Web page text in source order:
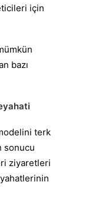
için
bazı
terk
sonucu
ziyaretleri